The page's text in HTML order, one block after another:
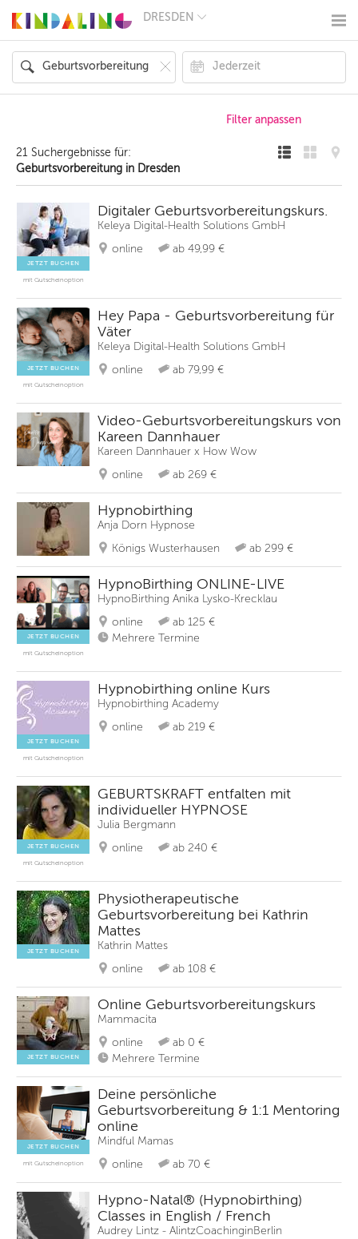
DRESDEN
BERLIN
MÜNCHEN
HAMBURG
KÖLN
HANNOVER
LEIPZIG
DRESDEN
NÜRNBERG
WIEN
ANDERE
21 Suchergebnisse für:
Geburtsvorbereitung in Dresden
JETZT BUCHEN
mit Gutscheinoption
Digitaler Geburtsvorbereitungskurs.
Keleya Digital-Health Solutions GmbH
online
ab 49,99 €
JETZT BUCHEN
mit Gutscheinoption
Hey Papa - Geburtsvorbereitung für
Väter
Keleya Digital-Health Solutions GmbH
online
ab 79,99 €
Video-Geburtsvorbereitungskurs von
Kareen Dannhauer
Kareen Dannhauer x How Wow
online
ab 269 €
Hypnobirthing
Anja Dorn Hypnose
Königs Wusterhausen
ab 299 €
JETZT BUCHEN
mit Gutscheinoption
HypnoBirthing ONLINE-LIVE
HypnoBirthing Anika Lysko-Krecklau
online
ab 125 €
Mehrere Termine
JETZT BUCHEN
mit Gutscheinoption
Hypnobirthing online Kurs
Hypnobirthing Academy
online
ab 219 €
JETZT BUCHEN
mit Gutscheinoption
GEBURTSKRAFT entfalten mit
individueller HYPNOSE
Julia Bergmann
online
ab 240 €
JETZT BUCHEN
Physiotherapeutische
Geburtsvorbereitung bei Kathrin
Mattes
Kathrin Mattes
online
ab 108 €
JETZT BUCHEN
Online Geburtsvorbereitungskurs
Mammacita
online
ab 0 €
Mehrere Termine
JETZT BUCHEN
mit Gutscheinoption
Deine persönliche
Geburtsvorbereitung & 1:1 Mentoring
online
Mindful Mamas
online
ab 70 €
Hypno-Natal® (Hypnobirthing)
Classes in English / French
Audrey Lintz - AlintzCoachinginBerlin